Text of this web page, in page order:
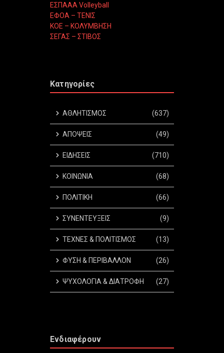
ΕΣΠΑΑΑ Volleyball
ΕΦΟΑ – ΤΕΝΙΣ
ΚΟΕ – ΚΟΛΥΜΒΗΣΗ
ΣΕΓΑΣ – ΣΤΙΒΟΣ
Κατηγορίες
ΑΘΛΗΤΙΣΜΟΣ (637)
ΑΠΟΨΕΙΣ (49)
ΕΙΔΗΣΕΙΣ (710)
ΚΟΙΝΩΝΙΑ (68)
ΠΟΛΙΤΙΚΗ (66)
ΣΥΝΕΝΤΕΥΞΕΙΣ (9)
ΤΕΧΝΕΣ & ΠΟΛΙΤΙΣΜΟΣ (13)
ΦΥΣΗ & ΠΕΡΙΒΑΛΛΟΝ (26)
ΨΥΧΟΛΟΓΙΑ & ΔΙΑΤΡΟΦΗ (27)
Ενδιαφέρουν